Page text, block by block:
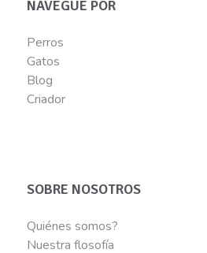
NAVEGUE POR
Perros
Gatos
Blog
Criador
SOBRE NOSOTROS
Quiénes somos?
Nuestra flosofía